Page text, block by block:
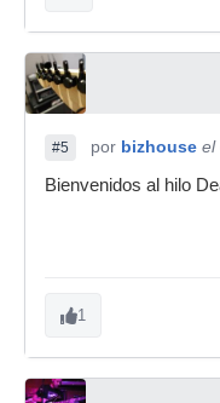
#5 por bizhouse el
Bienvenidos al hilo
1